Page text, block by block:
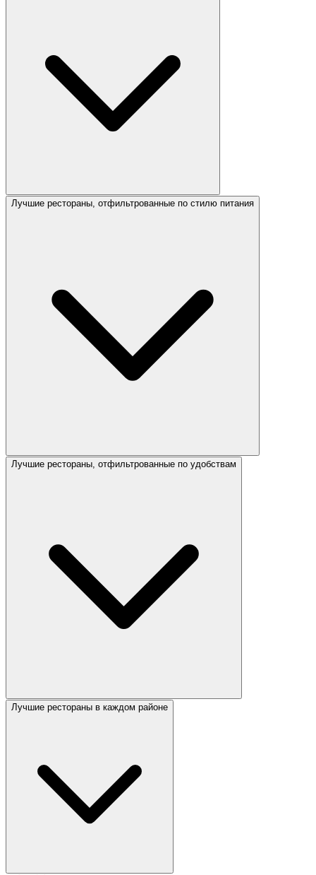
Лучшие рестораны, отфильтрованные по стилю питания
Лучшие рестораны, отфильтрованные по удобствам
Лучшие рестораны в каждом районе